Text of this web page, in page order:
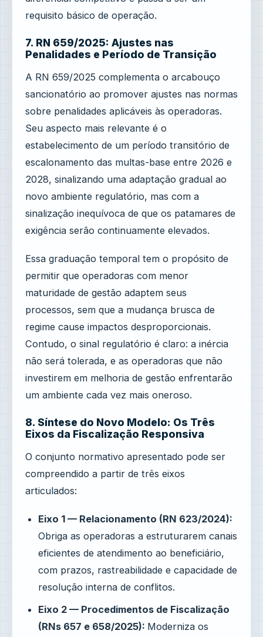
requisito básico de operação.
7. RN 659/2025: Ajustes nas
Penalidades e Período de Transição
A RN 659/2025 complementa o arcabouço
sancionatório ao promover ajustes nas normas
sobre penalidades aplicáveis às operadoras.
Seu aspecto mais relevante é o
estabelecimento de um período transitório de
escalonamento das multas-base entre 2026 e
2028, sinalizando uma adaptação gradual ao
novo ambiente regulatório, mas com a
sinalização inequívoca de que os patamares de
exigência serão continuamente elevados.
Essa graduação temporal tem o propósito de
permitir que operadoras com menor
maturidade de gestão adaptem seus
processos, sem que a mudança brusca de
regime cause impactos desproporcionais.
Contudo, o sinal regulatório é claro: a inércia
não será tolerada, e as operadoras que não
investirem em melhoria de gestão enfrentarão
um ambiente cada vez mais oneroso.
8. Síntese do Novo Modelo: Os Três
Eixos da Fiscalização Responsiva
O conjunto normativo apresentado pode ser
compreendido a partir de três eixos
articulados:
Eixo 1 — Relacionamento (RN 623/2024):
Obriga as operadoras a estruturarem canais
eficientes de atendimento ao beneficiário,
com prazos, rastreabilidade e capacidade de
resolução interna de conflitos.
Eixo 2 — Procedimentos de Fiscalização
(RNs 657 e 658/2025): Moderniza os